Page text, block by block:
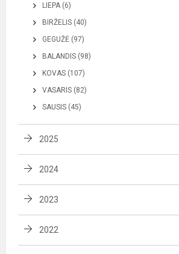
LIEPA (6)
BIRŽELIS (40)
GEGUŽĖ (97)
BALANDIS (98)
KOVAS (107)
VASARIS (82)
SAUSIS (45)
2025
2024
2023
2022